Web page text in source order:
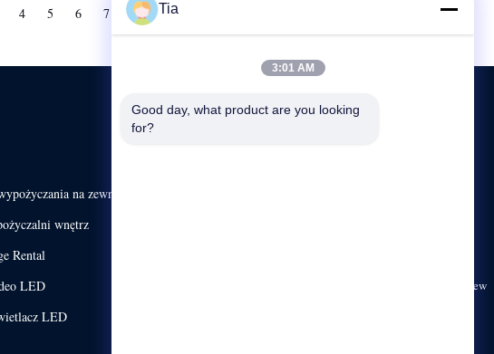
4 5 6 7 8 Następny
na zewnątrz
wnętrz
Rental
LED
LED
1201, Jiaxiye Plaza, No. 328, Minzhi Avenue, Longhua New
Tia
3:01 AM
Good day, what product are you looking
for?